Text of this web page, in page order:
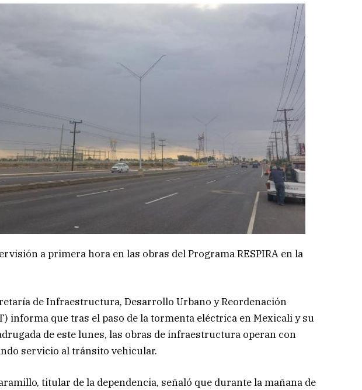
a primera hora en las obras del Programa RESPIRA en la
de Infraestructura, Desarrollo Urbano y Reordenación
informa que tras el paso de la tormenta eléctrica en Mexicali y su
de este lunes, las obras de infraestructura operan con
servicio al tránsito vehicular.
titular de la dependencia, señaló que durante la mañana de